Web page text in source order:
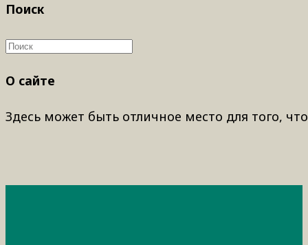
Поиск
О сайте
Здесь может быть отличное место для того,